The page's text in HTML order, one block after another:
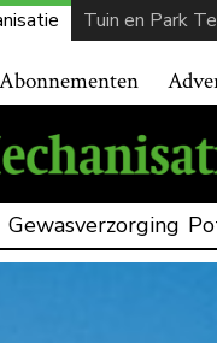
Tuin en Park
Abonnementen
Gewasverzorging